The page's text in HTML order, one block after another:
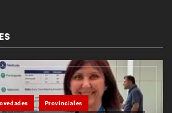
Provinciales